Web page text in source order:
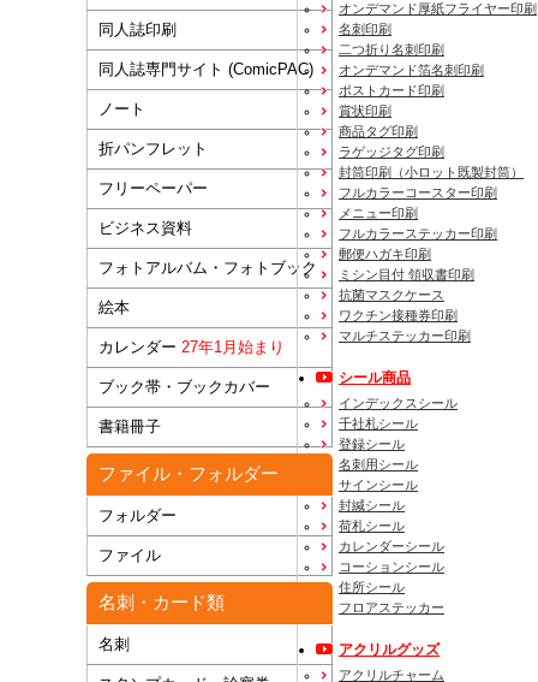
同人誌印刷
同人誌専門サイト (ComicPAC)
ノート
折パンフレット
フリーペーパー
ビジネス資料
フォトアルバム・フォトブック
絵本
カレンダー 27年1月始まり
ブック帯・ブックカバー
書籍冊子
ファイル・フォルダー
フォルダー
ファイル
名刺・カード類
名刺
オンデマンド厚紙フライヤー印刷
名刺印刷
二つ折り名刺印刷
オンデマンド箔名刺印刷
ポストカード印刷
賞状印刷
商品タグ印刷
ラゲッジタグ印刷
封筒印刷
（小ロット既製封筒）
フルカラーコースター印刷
メニュー印刷
フルカラーステッカー印刷
郵便ハガキ印刷
ミシン目付 領収書印刷
抗菌マスクケース
ワクチン接種券印刷
マルチステッカー印刷
シール商品
インデックスシール
千社札シール
登録シール
名刺用シール
サインシール
封緘シール
荷札シール
カレンダーシール
コーションシール
住所シール
フロアステッカー
アクリルグッズ
アクリルチャーム